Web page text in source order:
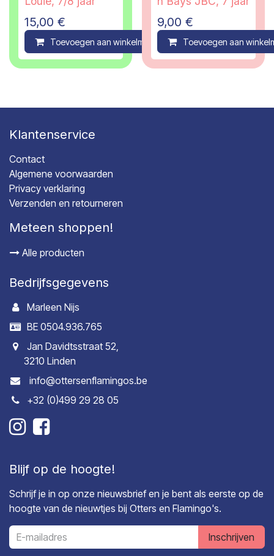
15,00 €
Toevoegen aan winkelmandje Compare
9,00 €
Toevoegen aan
Klantenservice
Contact
Algemene voorwaarden
Privacy verklaring
Verzenden en retourneren
Meteen shoppen!
Alle producten
Bedrijfsgegevens
Marleen Nijs
BE 0504.936.765
Jan Davidtsstraat 52,
3210 Linden
info@ottersenflamingos.be
+32 (0)499 29 28 05
Blijf op de hoogte!
Schrijf je in op onze nieuwsbrief en je bent als eerste op de
hoogte van de nieuwtjes bij Otters en Flamingo's.
Inschrijven